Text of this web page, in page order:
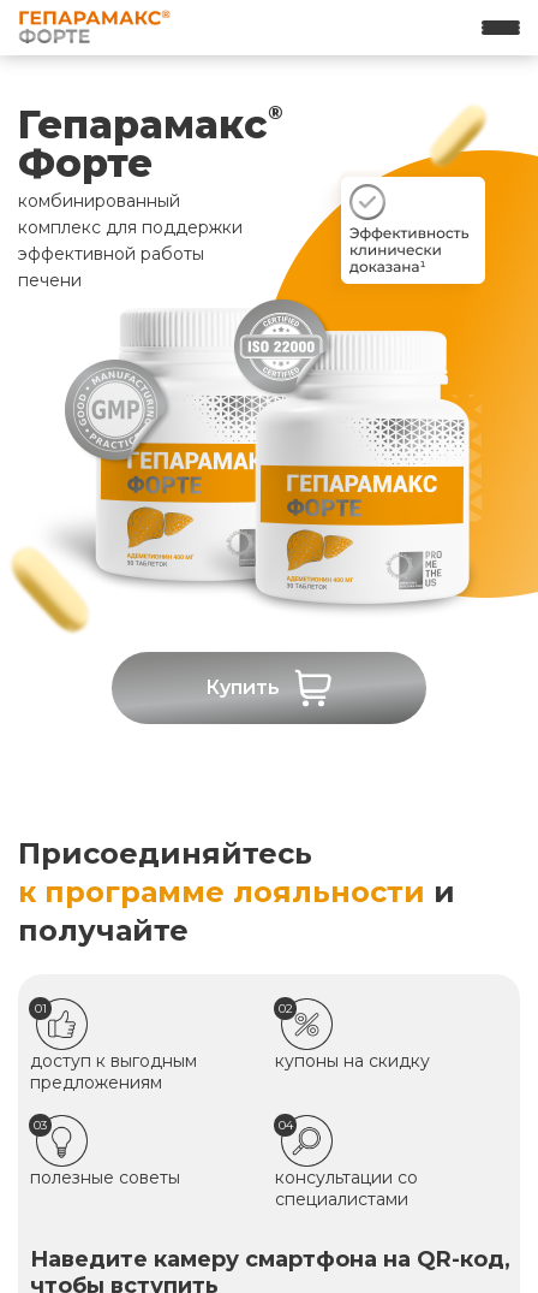
Гепарамакс®
Форте
комбинированный
комплекс для поддержки
эффективной работы
печени
Купить
Присоединяйтесь
к программе лояльности и
получайте
01
доступ к выгодным
предложениям
02
купоны на скидку
03
полезные советы
04
консультации со
специалистами
Наведите камеру смартфона на QR-код,
чтобы вступить